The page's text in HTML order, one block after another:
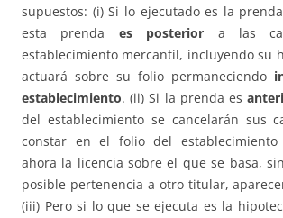
supuestos: (i) Si lo ejecutado es la
esta prenda es posterior a las
establecimiento mercantil, incluyendo su
actuará sobre su folio permaneciendo
establecimiento. (ii) Si la prenda es
del establecimiento se cancelarán sus
constar en el folio del establecimiento
ahora la licencia sobre el que se basa,
posible pertenencia a otro titular,
(iii) Pero si lo que se ejecuta es la